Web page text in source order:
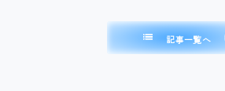
list 記事一覧へ